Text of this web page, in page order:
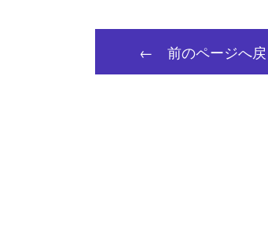
← 前のページへ